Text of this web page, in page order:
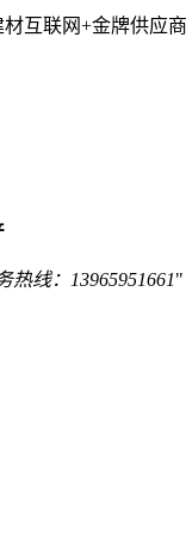
材互联网+金牌供应商
热线： 13965951661